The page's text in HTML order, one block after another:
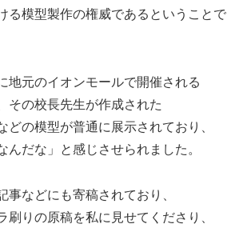
る模型製作の権威であるということで
地元のイオンモールで開催される
その校長先生が作成された
どの模型が普通に展示されており、
んだな」と感じさせられました。
事などにも寄稿されており、
刷りの原稿を私に見せてくださり、